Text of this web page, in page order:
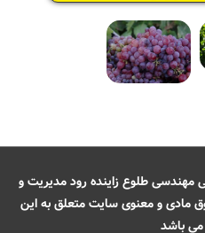
طلوع زاینده رود مدیریت و
مادی و معنوی سایت متعلق به این
باشد